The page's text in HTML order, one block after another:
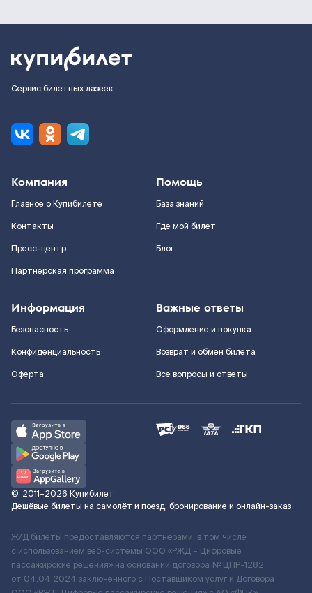
Сервис билетных лазеек
Компания
Главное о Купибилете
Контакты
Пресс-центр
Партнерская программа
Помощь
База знаний
Где мой билет
Блог
Информация
Безопасность
Конфиденциальность
Оферта
Важные ответы
Оформление и покупка
Возврат и обмен билета
Все вопросы и ответы
© 2011–2026 Купибилет
Дешёвые билеты на самолёт и поезд, бронирование и онлайн-заказ
Ж/Д билеты предоставляются партнёрами, в том числе
с использованием веб-системы ООО «РЖД – Цифровые
пассажирские решения» на основании договора № ЦПР-1282
от 04.04.2024 заключенного с Поставщиком услуг и Договора